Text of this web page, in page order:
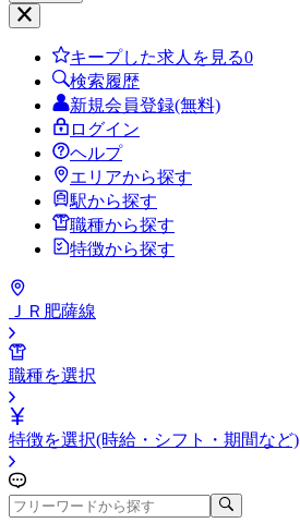
キープした求人を見る0
検索履歴
新規会員登録(無料)
ログイン
ヘルプ
エリアから探す
駅から探す
職種から探す
特徴から探す
ＪＲ肥薩線
職種を選択
特徴を選択(時給・シフト・期間など)